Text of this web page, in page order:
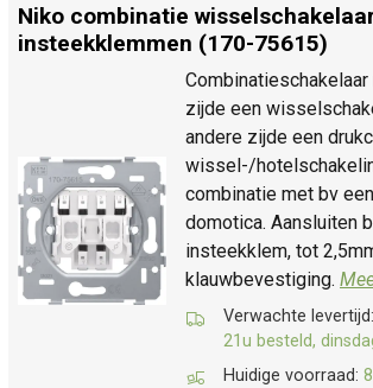
Niko combinatie
insteekklemmen (170-75615)
Combinatieschakelaar
zijde een
andere zijde een
wissel-/
combinatie met bv
domotica. Aansluiten
insteekklem, tot
klauwbevestiging.
Verwachte levertijd:
21u besteld,
Huidige voorraad: